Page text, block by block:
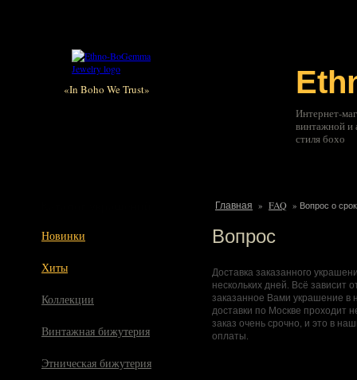
«In Boho We Trust»
Интернет-
винтажной и
стиля бохо
Новинки
Хиты
Коллекции
Винтажная бижутерия
Этническая бижутерия
Главная » FAQ » Вопрос о
Вопрос
Доставка заказанного
нескольких дней. Всё зависит
заказанное Вами украшение в
доставки по Москве проходит
заказ очень срочно, и это в
оплаты.